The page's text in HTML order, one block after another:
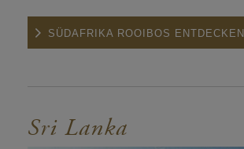
SÜDAFRIKA ROOIBOS ENTDECKEN
Sri Lanka